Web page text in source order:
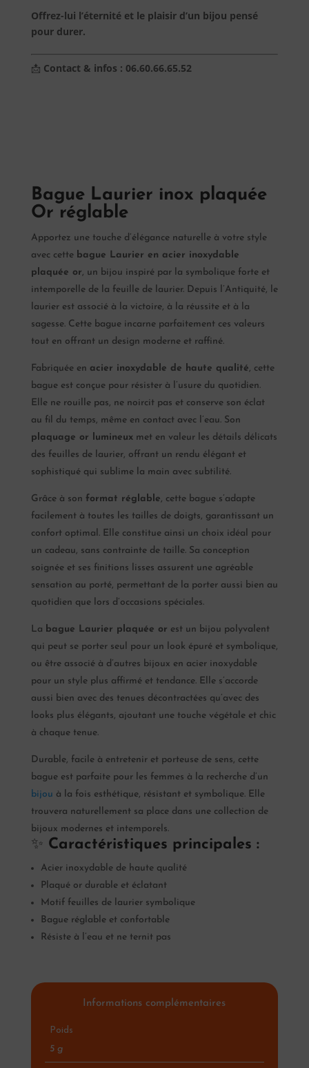
Offrez-lui l’éternité et le plaisir d’un bijou pensé
pour durer.
📩 Contact & infos : 06.60.66.65.52
Bague Laurier inox plaquée
Or réglable
Apportez une touche d’élégance naturelle à votre style
avec cette bague Laurier en acier inoxydable
plaquée or, un bijou inspiré par la symbolique forte et
intemporelle de la feuille de laurier. Depuis l’Antiquité, le
laurier est associé à la victoire, à la réussite et à la
sagesse. Cette bague incarne parfaitement ces valeurs
tout en offrant un design moderne et raffiné.
Fabriquée en acier inoxydable de haute qualité, cette
bague est conçue pour résister à l’usure du quotidien.
Elle ne rouille pas, ne noircit pas et conserve son éclat
au fil du temps, même en contact avec l’eau. Son
plaquage or lumineuxmet en valeur les détails délicats
des feuilles de laurier, offrant un rendu élégant et
sophistiqué qui sublime la main avec subtilité.
Grâce à son format réglable, cette bague s’adapte
facilement à toutes les tailles de doigts, garantissant un
confort optimal. Elle constitue ainsi un choix idéal pour
un cadeau, sans contrainte de taille. Sa conception
soignée et ses finitions lisses assurent une agréable
sensation au porté, permettant de la porter aussi bien au
quotidien que lors d’occasions spéciales.
La bague Laurier plaquée or est un bijou polyvalent
qui peut se porter seul pour un look épuré et symbolique,
ou être associé à d’autres bijoux en acier inoxydable
pour un style plus affirmé et tendance. Elle s’accorde
aussi bien avec des tenues décontractées qu’avec des
looks plus élégants, ajoutant une touche végétale et chic
à chaque tenue.
Durable, facile à entretenir et porteuse de sens, cette
bague est parfaite pour les femmes à la recherche d’un
bijou à la fois esthétique, résistant et symbolique. Elle
trouvera naturellement sa place dans une collection de
bijoux modernes et intemporels.
✨ Caractéristiques principales :
Acier inoxydable de haute qualité
Plaqué or durable et éclatant
Motif feuilles de laurier symbolique
Bague réglable et confortable
Résiste à l’eau et ne ternit pas
Informations complémentaires
Poids
5 g